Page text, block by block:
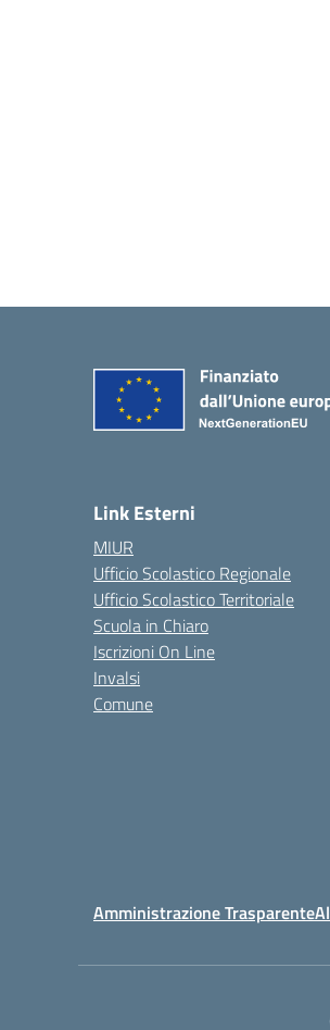
Link Esterni
MIUR
Ufficio Scolastico Regionale
Ufficio Scolastico Territoriale
Scuola in Chiaro
Iscrizioni On Line
Invalsi
Comune
Amministrazione Trasparente